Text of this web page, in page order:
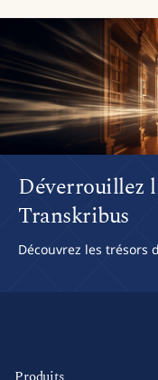
Déverrouillez
Transkribus
Découvrez les